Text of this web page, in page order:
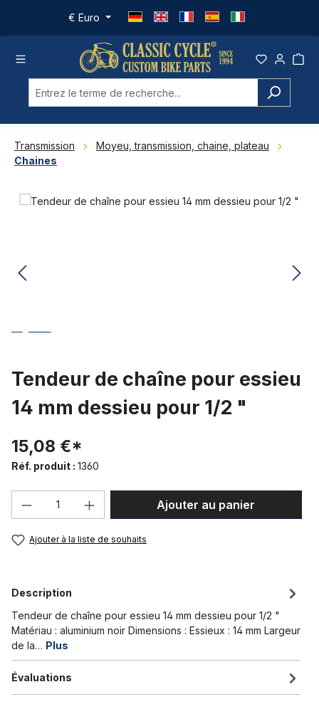
Passer au contenu principal
€ Euro
Transmission
Moyeu, transmission, chaine, plateau
Chaines
Ignorer la galerie d'images
Tendeur de chaîne pour essieu
14 mm dessieu pour 1/2 "
15,08 €*
Réf. produit : 1360
Quantité de produit : Entrez la
Ajouter au panier
Ajouter à la liste de souhaits
Description
Tendeur de chaîne pour essieu 14 mm dessieu pour 1/2 "
Matériau : aluminium noir Dimensions : Essieux : 14 mm Largeur
de la… Plus
Évaluations